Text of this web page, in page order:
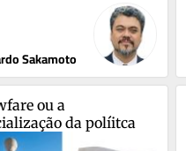
Sakamoto
ou a
da políitca